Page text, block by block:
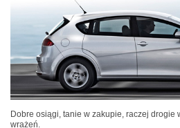
Dobre osiągi, tanie w zakupie, raczej drogie
wrażeń.